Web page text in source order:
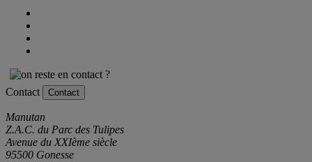
Contact Contact
Manutan
Z.A.C. du Parc des Tulipes
Avenue du XXIème siècle
95500 Gonesse